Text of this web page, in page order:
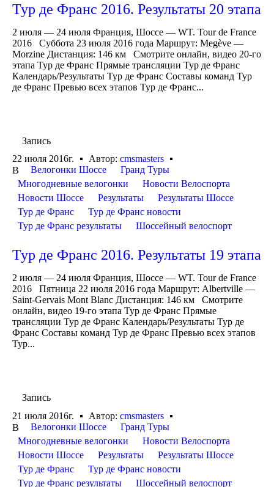
Тур де Франс 2016. Результаты 20 этапа
2 июля — 24 июля Франция, Шоссе — WT. Tour de France
2016 Суббота 23 июля 2016 года Маршрут: Megève —
Morzine Дистанция: 146 км Смотрите онлайн, видео 20-го
этапа Тур де Франс Прямые трансляции Тур де Франс
Календарь/Результаты Тур де Франс Составы команд Тур
де Франс Превью всех этапов Тур де Франс...
Запись
22 июля 2016г.
Автор: cmsmasters
В
Велогонки Шоссе
Гранд Туры
Многодневные велогонки
Новости Велоспорта
Новости Шоссе
Результаты
Результаты Шоссе
Тур де Франс
Тур де Франс новости
Тур де Франс результаты
Шоссейный велоспорт
Тур де Франс 2016. Результаты 19 этапа
2 июля — 24 июля Франция, Шоссе — WT. Tour de France
2016 Пятница 22 июля 2016 года Маршрут: Albertville —
Saint-Gervais Mont Blanc Дистанция: 146 км Смотрите
онлайн, видео 19-го этапа Тур де Франс Прямые
трансляции Тур де Франс Календарь/Результаты Тур де
Франс Составы команд Тур де Франс Превью всех этапов
Тур...
Запись
21 июля 2016г.
Автор: cmsmasters
В
Велогонки Шоссе
Гранд Туры
Многодневные велогонки
Новости Велоспорта
Новости Шоссе
Результаты
Результаты Шоссе
Тур де Франс
Тур де Франс новости
Тур де Франс результаты
Шоссейный велоспорт